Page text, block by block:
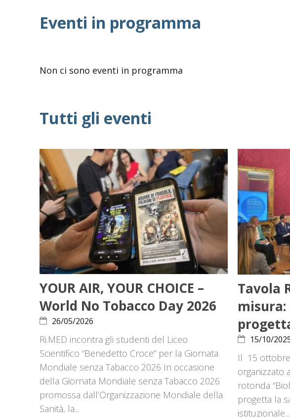
Eventi in programma
Non ci sono eventi in programma
Tutti gli eventi
YOUR AIR, YOUR CHOICE –
World No Tobacco Day 2026
26/05/2026
Ri.MED incontra gli studenti del Liceo
Scientifico “Benedetto Croce” per la Giornata
Mondiale senza Tabacco 2026 In occasione
della Giornata Mondiale senza Tabacco 2026
promossa dall’Organizzazione Mondiale della
Sanità, la...
Tavola
misura:
15/10/
Il 15 ottobre
organizzato
rotonda
progetta la
istituzionale...